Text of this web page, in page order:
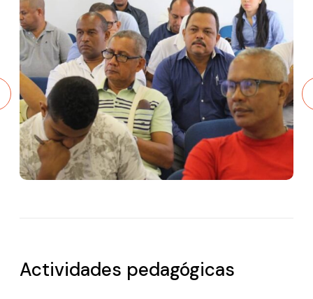
Actividades pedagógicas